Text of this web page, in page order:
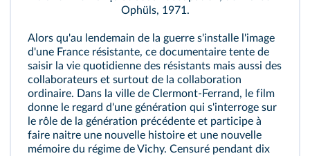
Ophüls, 1971.
Alors qu'au lendemain de la guerre s'installe l'image
d'une France résistante, ce documentaire tente de
saisir la vie quotidienne des résistants mais aussi des
collaborateurs et surtout de la collaboration
ordinaire. Dans la ville de Clermont-Ferrand, le film
donne le regard d'une génération qui s'interroge sur
le rôle de la génération précédente et participe à
faire naitre une nouvelle histoire et une nouvelle
mémoire du régime de Vichy. Censuré pendant dix